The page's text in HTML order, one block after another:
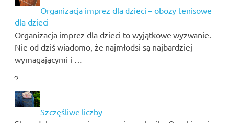
Organizacja imprez dla dzieci – obozy tenisowe
dla dzieci
Organizacja imprez dla dzieci to wyjątkowe wyzwanie.
Nie od dziś wiadomo, że najmłodsi są najbardziej
wymagającymi i …
Szczęśliwe liczby